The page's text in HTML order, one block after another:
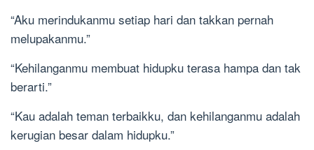
“Aku merindukanmu setiap hari dan takkan pernah
melupakanmu.”
“Kehilanganmu membuat hidupku terasa hampa dan tak
berarti.”
“Kau adalah teman terbaikku, dan kehilanganmu adalah
kerugian besar dalam hidupku.”